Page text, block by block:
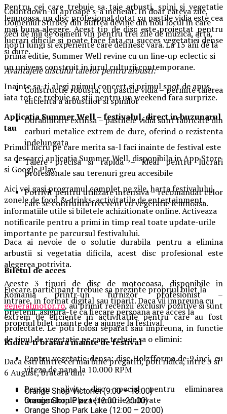
Pentru cei care trebuie sa taie arbusti, spini si vegetatie
lemnoasa, un disc profesional dotat cu pastile vidia este cea
mai buna alegere. Acest tip de disc este proiectat pentru
lucrari dificile si poate face fata cu succes vegetatiei dense
si dure.
Avantajele discului taietor pentru arbusti:
Constructie robusta, cu pastile vidia – permite taierea
eficienta a arbustilor si spinilor
Durabilitate extinsa – pastilele vidia sunt fabricate din
carburi metalice extrem de dure, oferind o rezistenta
indelungata
Taiere precisa si rapida – ideal pentru lucrari
profesionale sau terenuri greu accesibile
Potrivit pentru utilizare intensiva – recomandat celor
care se confrunta frecvent cu vegetatie lemnoasa.
Daca ai nevoie de o solutie durabila pentru a elimina
arbustii si vegetatia dificila, acest disc profesional este
alegerea potrivita.
Aceste 3 tipuri de disc de motocoasa, disponibile in
Romania printr-un furnizor profesionist –
generalmotor.ro, au primit recenzii exclusiv pozitive si sunt
extrem de eficiente in activitatile pentru care au fost
proiectate. Le poti folosi separat sau impreuna, in functie
de tipul de vegetatie pe care trebuie sa o elimini:
Pentru vegetatie densa: disc Holzfforma de 9 inci, cu
viteza de pana la 10.000 RPM
Pentru plivit: disc special pentru eliminarea
buruienilor de pe terenurile cultivate
Countdown-ul aproape s-a incheiat. In doar cateva zile,
Domeniul Stirbey din Buftea devine din nou locul in care
zeci de mii de oameni vin pentru trei zile de muzica, arta,
nopti lungi si experiente care definesc vara. La 15 ani de la
prima editie, Summer Well revine cu un line-up eclectic si
un univers construit in jurul culturii contemporane.
Inainte sa-ti alegi primul concert si primul spot de apus,
iata tot ce trebuie sa stii pentru un weekend fara surprize.
Aplicatia Summer Well– festivalul, direct in buzunarul
tau
Primul lucru pe care merita sa-l faci inainte de festival este
sa descarci aplicatia Summer Well, disponibila in App Store
si Google Play.
Aici vei gasi programul complet pe zile, harta festivalului,
zonele de food & drinks, activitatile de entertainment,
informatiile utile si biletele achizitionate online. Activeaza
notificarile pentru a primi in timp real toate update-urile
importante pe parcursul festivalului.
Biletul de acces
Fiecare participant trebuie sa prezinte propriul bilet la
intrare, in format digital sau tiparit. Daca vii impreuna cu
prietenii, asigura-te ca fiecare persoana are acces la
propriul bilet inainte de a ajunge la festival.
Ridica-ti bratarainainte de festival
Daca esti dintre cei mai bine pregatiti, poti ridica, intre 3 si
6 August, bratara din:
Orange Shop Victoriei (9:00 – 18:00)
Orange Shop Plaza (12:00 – 20:00)
Orange Shop Park Lake (12:00 – 20:00)